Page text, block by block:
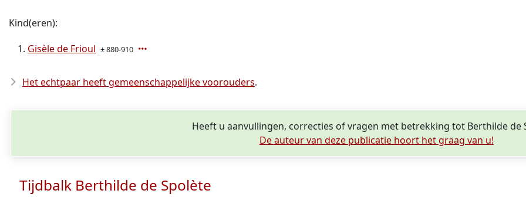
Kind(eren):
Gisèle de Frioul ± 880-910
Het echtpaar heeft gemeenschappelijke voorouders.
Heeft u aanvullingen, correcties of vragen met betrekking tot Berthilde de
De auteur van deze publicatie hoort het graag van u!
Tijdbalk Berthilde de Spolète